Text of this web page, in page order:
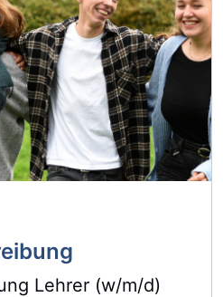
Lehrer (w/m/d)